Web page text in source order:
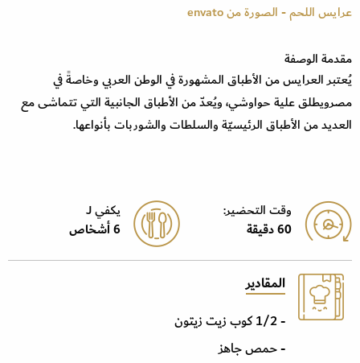
عرايس اللحم - الصورة من envato
مقدمة الوصفة
يُعتبر العرايس من الأطباق المشهورة في الوطن العربي وخاصةً في
مصرويطلق علية حواوشي، ويُعدّ من الأطباق الجانبية التي تتماشى مع
العديد من الأطباق الرئيسيّة والسلطات والشوربات بأنواعها.
وقت التحضير:
60 دقيقة
يكفي J
6 أشخاص
المقادير
- 1/2 كوب زيت زيتون
- حمص جاهز